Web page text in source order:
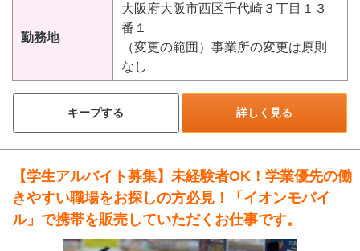
勤務地
大阪府大阪市西区千代崎３丁目１３
番１
（変更の範囲）事業所の変更は原則
なし
キープする 詳しく見る
【学生アルバイト募集】未経験者OK！学業優先の働
きやすい職場をお探しの方必見！「イオンモバイ
ル」で携帯を販売していただくお仕事です。